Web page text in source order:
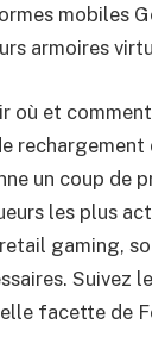
mobiles
armoires
où et
un coup de
les plus
gaming,
Suivez
facette de